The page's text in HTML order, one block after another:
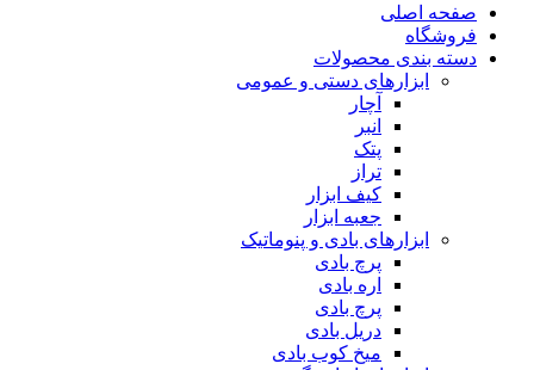
صفحه اصلی
فروشگاه
دسته بندی محصولات
ابزارهای دستی و عمومی
آچار
انبر
پتک
تراز
کیف ابزار
جعبه ابزار
ابزارهای بادی و پنوماتیک
پرچ بادی
اره بادی
پرچ بادی
دریل بادی
میخ کوب بادی